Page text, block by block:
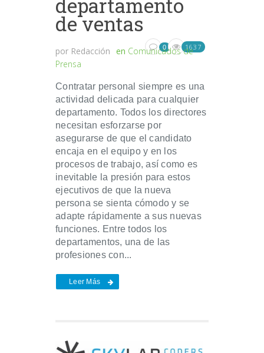
departamento
de ventas
por Redacción en Comunicados de
Prensa
0 1637
Contratar personal siempre es una
actividad delicada para cualquier
departamento. Todos los directores
necesitan esforzarse por
asegurarse de que el candidato
encaja en el equipo y en los
procesos de trabajo, así como es
inevitable la presión para estos
ejecutivos de que la nueva
persona se sienta cómodo y se
adapte rápidamente a sus nuevas
funciones. Entre todos los
departamentos, una de las
profesiones con...
Leer Más